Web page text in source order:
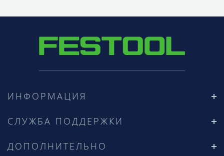
ИНФОРМАЦИЯ
СЛУЖБА ПОДДЕРЖКИ
ДОПОЛНИТЕЛЬНО